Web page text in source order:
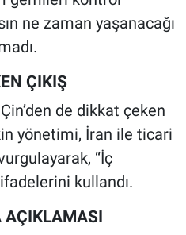
ne zaman yaşanacağı
ÇIKIŞ
de dikkat çeken
yönetimi, İran ile ticari
“İç
kullandı.